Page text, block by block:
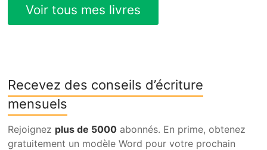
Recevez des conseils d’écriture
mensuels
Rejoignez plus de 5000 abonnés. En prime, obtenez
gratuitement un modèle Word pour votre prochain